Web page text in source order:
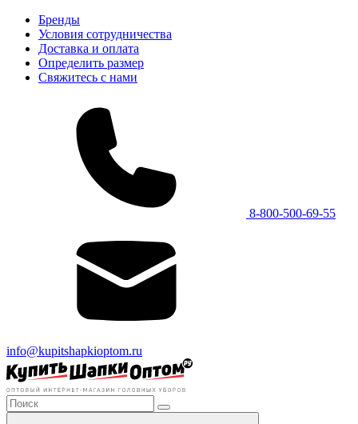
Бренды
Условия сотрудничества
Доставка и оплата
Определить размер
Свяжитесь с нами
8-800-500-69-55
info@kupitshapkioptom.ru